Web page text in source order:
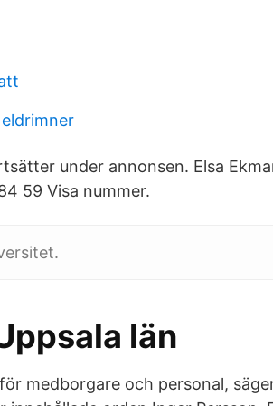
under annonsen. Elsa
59 Visa nummer.
län
medborgare och personal,